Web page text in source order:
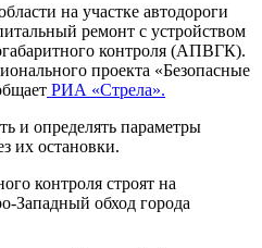
на участке автодороги
ремонт с устройством
контроля (АПВГК).
проекта «Безопасные
РИА «Стрела».
и определять параметры
их остановки.
контроля строят на
Западный обход города